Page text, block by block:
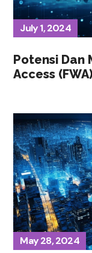
July 1, 2024
Potensi Dan
Access
May 28, 2024